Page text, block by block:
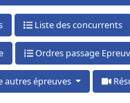
Liste des concurrents
Ordres passage
autres épreuves